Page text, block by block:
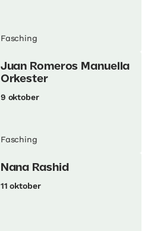
Fasching
Juan Romeros Manuella
Orkester
9 oktober
Fasching
Nana Rashid
11 oktober